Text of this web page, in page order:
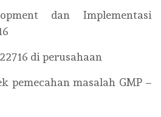
dan Implementasi
di perusahaan
pemecahan masalah GMP –